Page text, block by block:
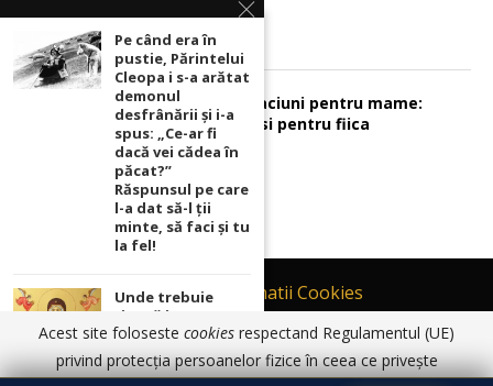
Sunt 2 rugaciuni pentru mame:
pentru fiu si pentru fiica
Contact
Informatii Cookies
Politică de Confidențialitate
TERMENI SI CONDITII DE UTILIZARE
Pe când era în
pustie, Părintelui
Cleopa i s-a arătat
demonul
desfrânării şi i-a
spus: „Ce-ar fi
dacă vei cădea în
păcat?”
Răspunsul pe care
l-a dat să-l ții
minte, să faci și tu
la fel!
Unde trebuie
ținută icoana cu
Maica Domnului
pentru ca
rugăciunile
Acest site foloseste cookies respectand Regulamentul (UE)
privind protecția persoanelor fizice în ceea ce privește